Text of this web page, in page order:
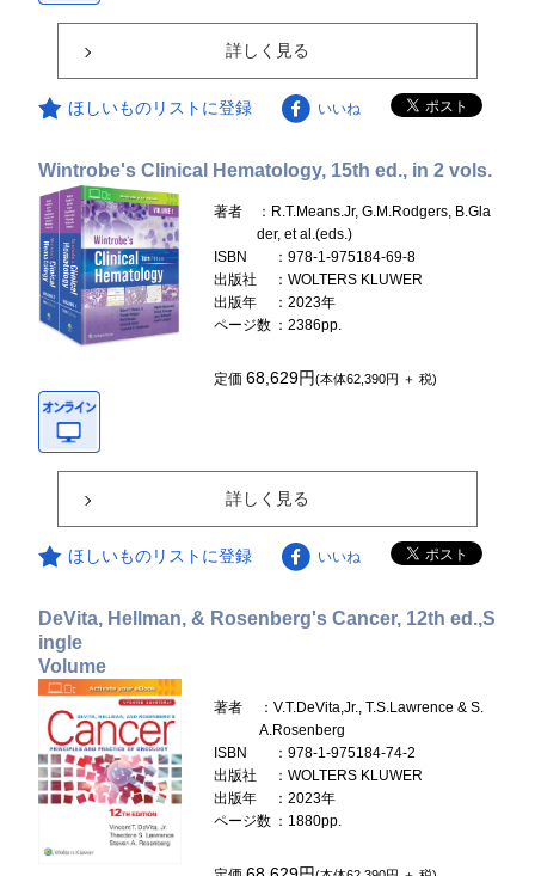
詳しく見る
ほしいものリストに登録 いいね
Wintrobe's Clinical Hematology, 15th ed., in 2 vols.
著者
：R.T.Means.Jr, G.M.Rodgers, B.Gla
der, et al.(eds.)
ISBN
：978-1-975184-69-8
出版社
：WOLTERS KLUWER
出版年
：2023年
ページ数 ：2386pp.
定価68,629円(本体62,390円 ＋ 税)
詳しく見る
ほしいものリストに登録 いいね
DeVita, Hellman, & Rosenberg's Cancer, 12th ed.,S
ingle
Volume
著者
：V.T.DeVita,Jr., T.S.Lawrence & S.
A.Rosenberg
ISBN
：978-1-975184-74-2
出版社
：WOLTERS KLUWER
出版年
：2023年
ページ数 ：1880pp.